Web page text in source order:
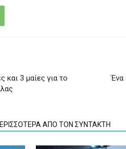
και 3 μαίες για το
Ένα
ΑΠΟ ΤΟΝ ΣΥΝΤΑΚΤΗ